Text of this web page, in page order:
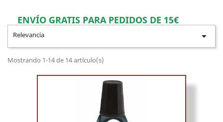
ENVÍO GRATIS PARA PEDIDOS DE 15€
Relevancia 
Mostrando 1-14 de 14 artículo(s)